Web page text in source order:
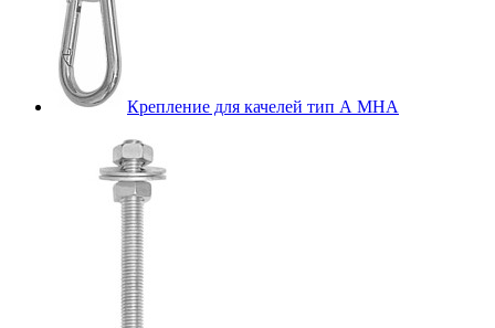
Крепление для качелей тип А МНА